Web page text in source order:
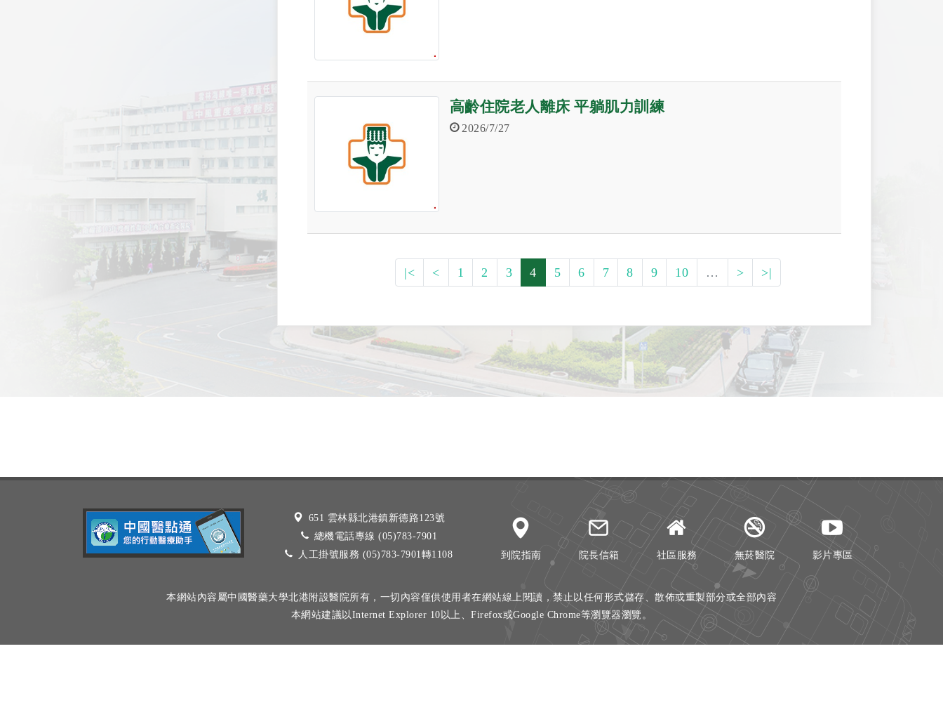
高齡住院老人離床 平躺肌力訓練
2026/7/27
|< < 1 2 3 4 5 6 7 8 9 10 … > >|
651 雲林縣北港鎮新德路123號
總機電話專線 (05)783-7901
人工掛號服務 (05)783-7901轉1108
到院指南 院長信箱 社區服務 無菸醫院 影片專區
本網站內容屬中國醫藥大學北港附設醫院所有，一切內容僅供使用者在網站線上閱讀，禁止以任何形式儲存、散佈或重製部分或全部內容
本網站建議以Internet Explorer 10以上、Firefox或Google Chrome等瀏覽器瀏覽。